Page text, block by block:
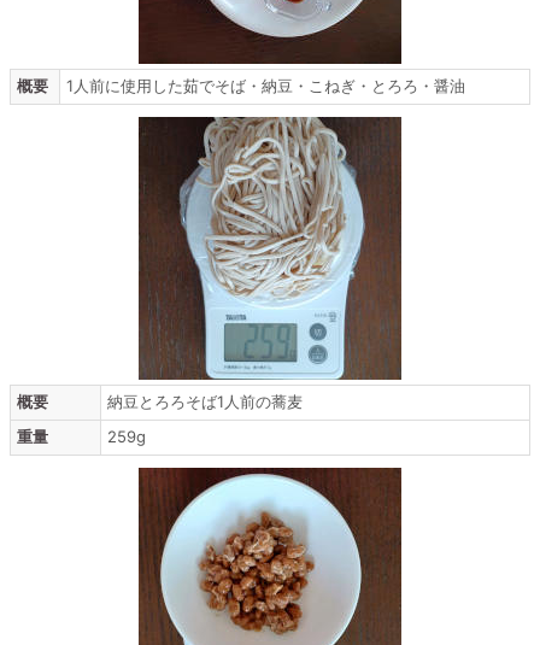
概要 1人前に使用した茹でそば・納豆・こねぎ・とろろ・醤油
概要
納豆とろろそば1人前の蕎麦
重量
259g